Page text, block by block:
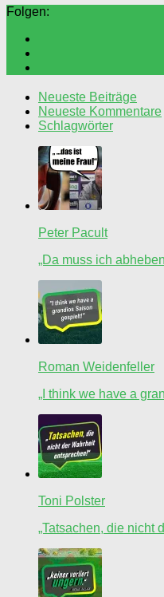
Folgen:
Neueste Beiträge
Neueste Kommentare
Schlagwörter
Peter Pacult
„Da muss ich
Roman Weidenfeller
„I think we have a
Toni Polster
„Tatsachen, die nicht